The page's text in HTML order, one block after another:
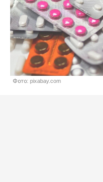
Фото: pixabay.com